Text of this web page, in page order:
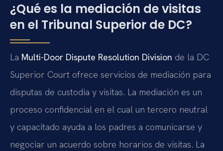
¿Qué es la mediación de visitas
en el Tribunal Superior de DC?
La Multi-Door Dispute Resolution Division de la DC
Superior Court ofrece servicios de mediación para
disputas de custodia y visitas. La mediación es un
proceso confidencial en el cual un tercero neutral
y capacitado ayuda a los padres a comunicarse y
negociar un acuerdo sobre horarios de visitas. La